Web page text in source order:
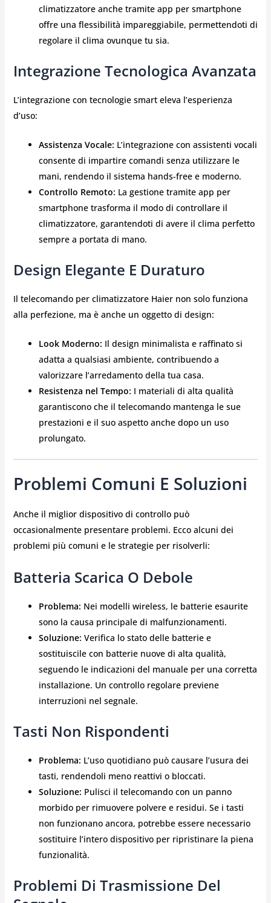
climatizzatore anche tramite app per smartphone
offre una flessibilità impareggiabile, permettendoti di
regolare il clima ovunque tu sia.
Integrazione Tecnologica Avanzata
L’integrazione con tecnologie smart eleva l’esperienza
d’uso:
Assistenza Vocale: L’integrazione con assistenti vocali
consente di impartire comandi senza utilizzare le
mani, rendendo il sistema hands-free e moderno.
Controllo Remoto: La gestione tramite app per
smartphone trasforma il modo di controllare il
climatizzatore, garantendoti di avere il clima perfetto
sempre a portata di mano.
Design Elegante E Duraturo
Il telecomando per climatizzatore Haier non solo funziona
alla perfezione, ma è anche un oggetto di design:
Look Moderno: Il design minimalista e raffinato si
adatta a qualsiasi ambiente, contribuendo a
valorizzare l’arredamento della tua casa.
Resistenza nel Tempo: I materiali di alta qualità
garantiscono che il telecomando mantenga le sue
prestazioni e il suo aspetto anche dopo un uso
prolungato.
Problemi Comuni E Soluzioni
Anche il miglior dispositivo di controllo può
occasionalmente presentare problemi. Ecco alcuni dei
problemi più comuni e le strategie per risolverli:
Batteria Scarica O Debole
Problema: Nei modelli wireless, le batterie esaurite
sono la causa principale di malfunzionamenti.
Soluzione: Verifica lo stato delle batterie e
sostituiscile con batterie nuove di alta qualità,
seguendo le indicazioni del manuale per una corretta
installazione. Un controllo regolare previene
interruzioni nel segnale.
Tasti Non Rispondenti
Problema: L’uso quotidiano può causare l’usura dei
tasti, rendendoli meno reattivi o bloccati.
Soluzione: Pulisci il telecomando con un panno
morbido per rimuovere polvere e residui. Se i tasti
non funzionano ancora, potrebbe essere necessario
sostituire l’intero dispositivo per ripristinare la piena
funzionalità.
Problemi Di Trasmissione Del